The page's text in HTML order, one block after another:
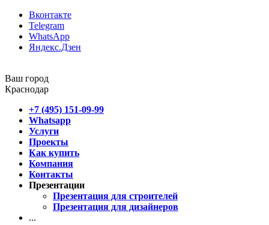
Вконтакте
Telegram
WhatsApp
Яндекс.Дзен
Ваш город
Краснодар
+7 (495) 151-09-99
Whatsapp
Услуги
Проекты
Как купить
Компания
Контакты
Презентации
Презентация для строителей
Презентация для дизайнеров
...